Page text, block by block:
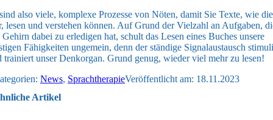
also viele, komplexe Prozesse von Nöten, damit Sie Texte, wie
lesen und verstehen können. Auf Grund der Vielzahl an Aufgaben,
Gehirn dabei zu erledigen hat, schult das Lesen eines Buches unsere
Fähigkeiten ungemein, denn der ständige Signalaustausch
trainiert unser Denkorgan. Grund genug, wieder viel mehr zu lesen!
News, SprachtherapieVeröffentlicht am: 18.11.2023
Artikel